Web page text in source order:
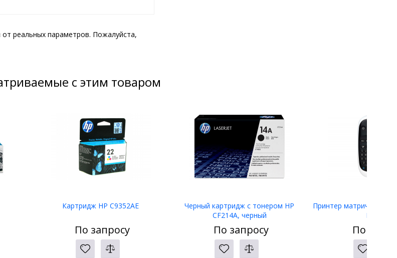
реальных параметров. Пожалуйста,
с этим товаром
Картридж HP C9352AE
По запросу
Черный картридж с тонером HP
CF214A, черный
По запросу
Принтер матричный
LW-400
По